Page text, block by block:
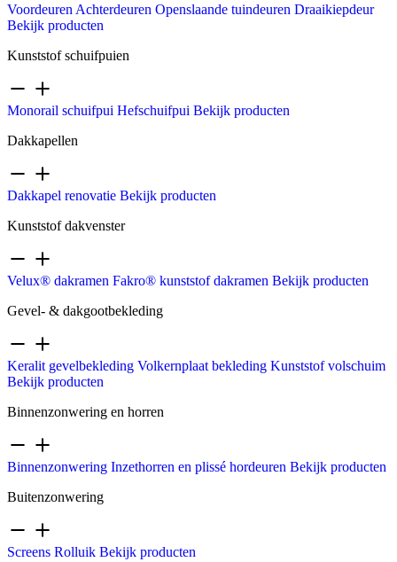
Voordeuren Achterdeuren Openslaande tuindeuren Draaikiepdeur
Bekijk producten
Kunststof schuifpuien
Monorail schuifpui Hefschuifpui Bekijk producten
Dakkapellen
Dakkapel renovatie Bekijk producten
Kunststof dakvenster
Velux® dakramen Fakro® kunststof dakramen Bekijk producten
Gevel- & dakgootbekleding
Keralit gevelbekleding Volkernplaat bekleding Kunststof volschuim
Bekijk producten
Binnenzonwering en horren
Binnenzonwering Inzethorren en plissé hordeuren Bekijk producten
Buitenzonwering
Screens Rolluik Bekijk producten